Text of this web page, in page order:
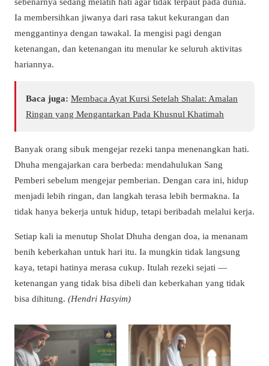
Ia membersihkan jiwanya dari rasa takut kekurangan dan
menggantinya dengan tawakal. Ia mengisi pagi dengan
ketenangan, dan ketenangan itu menular ke seluruh aktivitas
hariannya.
Baca juga: Membaca Ayat Kursi Setelah Shalat: Amalan
Ringan yang Mengantarkan Pada Khusnul Khatimah
Banyak orang sibuk mengejar rezeki tanpa menenangkan hati.
Dhuha mengajarkan cara berbeda: mendahulukan Sang
Pemberi sebelum mengejar pemberian. Dengan cara ini, hidup
menjadi lebih ringan, dan langkah terasa lebih bermakna. Ia
tidak hanya bekerja untuk hidup, tetapi beribadah melalui kerja.
Setiap kali ia menutup Sholat Dhuha dengan doa, ia menanam
benih keberkahan untuk hari itu. Ia mungkin tidak langsung
kaya, tetapi hatinya merasa cukup. Itulah rezeki sejati —
ketenangan yang tidak bisa dibeli dan keberkahan yang tidak
bisa dihitung. (Hendri Hasyim)